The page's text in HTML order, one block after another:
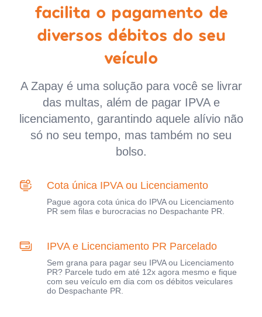
facilita o pagamento de
diversos débitos do seu
veículo
A Zapay é uma solução para você se livrar
das multas, além de pagar IPVA e
licenciamento, garantindo aquele alívio não
só no seu tempo, mas também no seu
bolso.
Cota única IPVA ou Licenciamento
Pague agora cota única do IPVA ou Licenciamento
PR sem filas e burocracias no Despachante PR.
IPVA e Licenciamento PR Parcelado
Sem grana para pagar seu IPVA ou Licenciamento
PR? Parcele tudo em até 12x agora mesmo e fique
com seu veículo em dia com os débitos veiculares
do Despachante PR.